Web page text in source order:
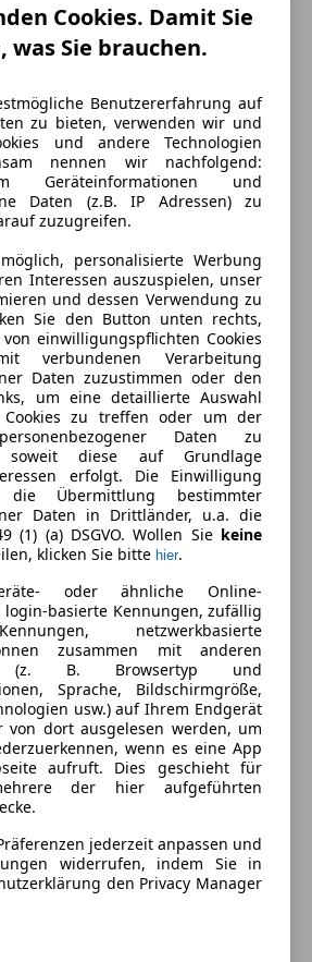
Cookies. Damit Sie
was Sie brauchen.
Benutzererfahrung auf
zu bieten, verwenden wir und
und andere Technologien
nennen wir nachfolgend:
Geräteinformationen und
Daten (z.B. IP Adressen) zu
zuzugreifen.
personalisierte Werbung
Interessen auszuspielen, unser
und dessen Verwendung zu
Sie den Button unten rechts,
einwilligungspflichten Cookies
verbundenen Verarbeitung
Daten zuzustimmen oder den
um eine detaillierte Auswahl
zu treffen oder um der
Daten zu
soweit diese auf Grundlage
erfolgt. Die Einwilligung
Übermittlung bestimmter
Daten in Drittländer, u.a. die
(1) (a) DSGVO. Wollen Sie keine
klicken Sie bitte hier.
oder ähnliche Online-
login-basierte Kennungen, zufällig
netzwerkbasierte
zusammen mit anderen
(z. B. Browsertyp und
Sprache, Bildschirmgröße,
usw.) auf Ihrem Endgerät
von dort ausgelesen werden, um
wenn es eine App
aufruft. Dies geschieht für
der hier aufgeführten
jederzeit anpassen und
widerrufen, indem Sie in
den Privacy Manager